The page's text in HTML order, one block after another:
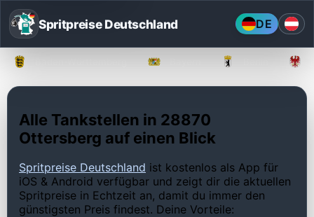
Spritpreise Deutschland DE
Alle Tankstellen in 28870
Ottersberg auf einen Blick
Spritpreise Deutschland ist kostenlos als App für
iOS & Android verfügbar und zeigt dir die aktuellen
Spritpreise in Echtzeit an, damit du immer den
günstigsten Preis findest. Deine Vorteile: